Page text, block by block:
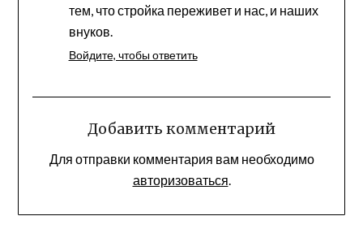
тем, что стройка переживет и нас, и наших
внуков.
Войдите, чтобы ответить
Добавить комментарий
Для отправки комментария вам необходимо
авторизоваться.